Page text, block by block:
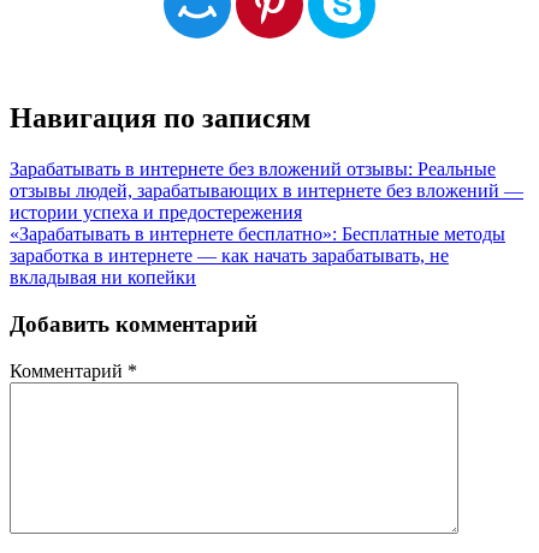
Навигация по записям
Зарабатывать в интернете без вложений отзывы: Реальные
отзывы людей, зарабатывающих в интернете без вложений —
истории успеха и предостережения
«Зарабатывать в интернете бесплатно»: Бесплатные методы
заработка в интернете — как начать зарабатывать, не
вкладывая ни копейки
Добавить комментарий
Комментарий *